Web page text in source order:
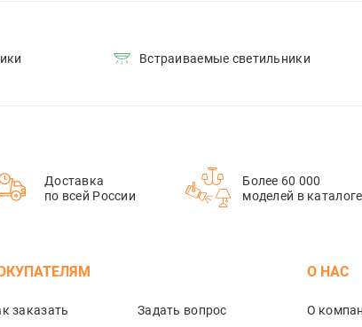
Встраиваемые светильники
Доставка
по всей России
Более 60 000
моделей в каталоге
заказать Задать вопрос
О НАС
О